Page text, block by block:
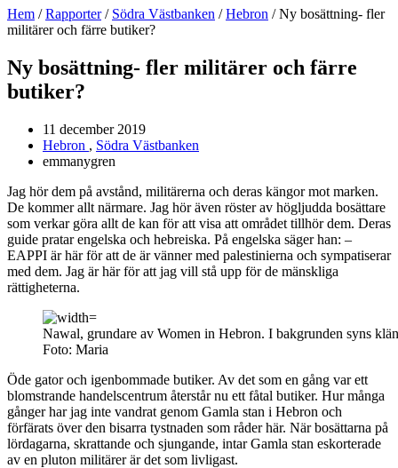
Hem /Rapporter/ Södra Västbanken /Hebron /Ny bosättning- fler
militärer och färre butiker?
Ny bosättning- fler militärer och färre
butiker?
11 december 2019
Hebron , Södra Västbanken
emmanygren
Jag hör dem på avstånd, militärerna och deras kängor mot marken.
De kommer allt närmare. Jag hör även röster av högljudda bosättare
som verkar göra allt de kan för att visa att området tillhör dem. Deras
guide pratar engelska och hebreiska. På engelska säger han: –
EAPPI är här för att de är vänner med palestinierna och sympatiserar
med dem. Jag är här för att jag vill stå upp för de mänskliga
rättigheterna.
Nawal, grundare av Women in Hebron. I bakgrunden syns
Foto: Maria
Öde gator och igenbommade butiker. Av det som en gång var ett
blomstrande handelscentrum återstår nu ett fåtal butiker. Hur många
gånger har jag inte vandrat genom Gamla stan i Hebron och
förfärats över den bisarra tystnaden som råder här. När bosättarna på
lördagarna, skrattande och sjungande, intar Gamla stan eskorterade
av en pluton militärer är det som livligast.